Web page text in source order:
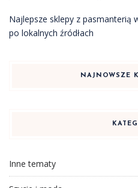
Najlepsze sklepy z pasmanterią
po lokalnych źródłach
NAJNOWSZE
Inne tematy